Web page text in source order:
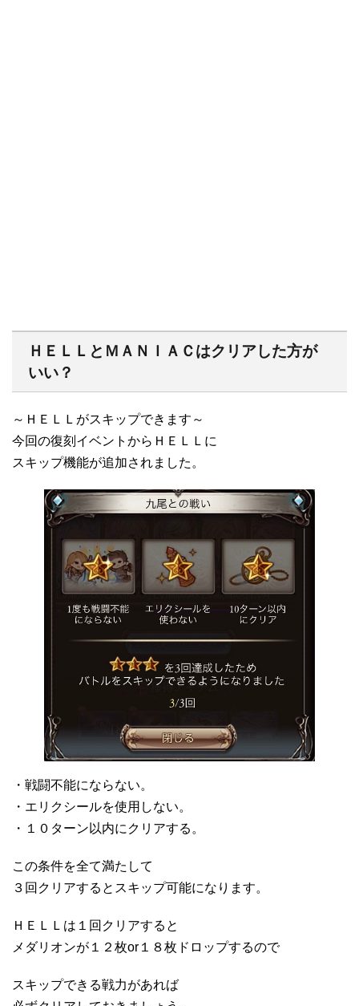
ＨＥＬＬとＭＡＮＩＡＣはクリアした方が
いい？
～ＨＥＬＬがスキップできます～
今回の復刻イベントからＨＥＬＬに
スキップ機能が追加されました。
・戦闘不能にならない。
・エリクシールを使用しない。
・１０ターン以内にクリアする。
この条件を全て満たして
３回クリアするとスキップ可能になります。
ＨＥＬＬは１回クリアすると
メダリオンが１２枚or１８枚ドロップするので
スキップできる戦力があれば